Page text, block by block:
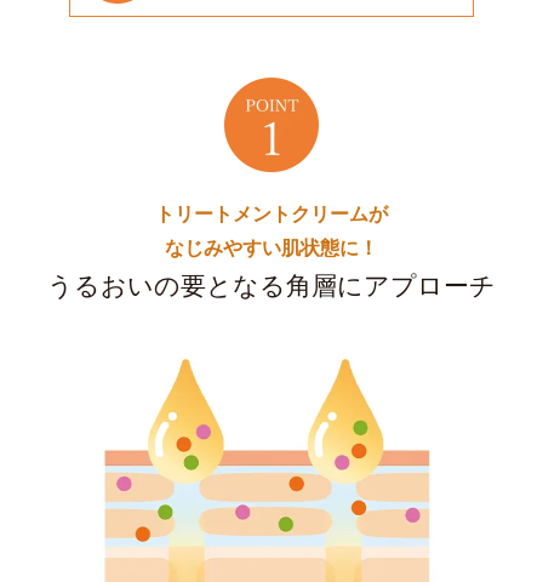
トリートメントクリームが
なじみやすい肌状態に！
うるおいの要となる角層にアプローチ